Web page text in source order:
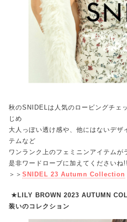
秋のSNIDELは人気のロービングチェ
じめ
大人っぽい透け感や、他にはないデザ
テムなど
ワンランク上のフェミニンアイテムが
是非ワードローブに加えてくださいね!!
＞＞ SNIDEL 23 Autumn Collection
★LILY BROWN 2023 AUTUMN
装いのコレクション